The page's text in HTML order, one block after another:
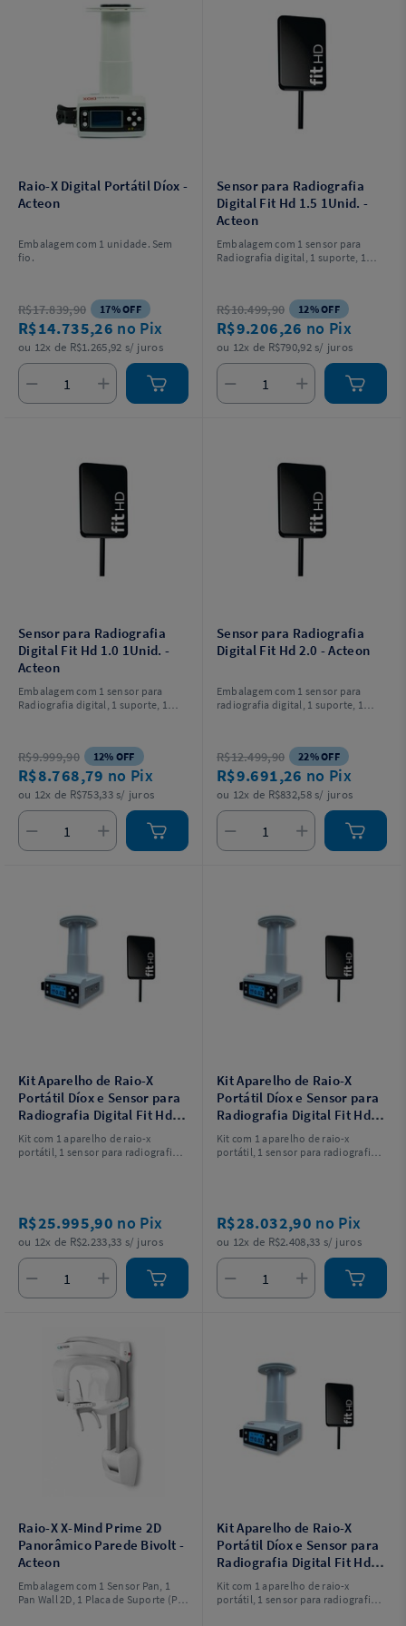
Raio-X Digital Portátil Díox -
Acteon
Embalagem com 1 unidade. Sem
fio.
R$17.839,90 17% OFF
R$14.735,26 no Pix
ou 12x de R$1.265,92 s/ juros
Sensor para Radiografia
Digital Fit Hd 1.5 1Unid. -
Acteon
Embalagem com 1 sensor para
Radiografia digital, 1 suporte, 1
R$10.499,90 12% OFF
R$9.206,26 no Pix
ou 12x de R$790,92 s/ juros
Sensor para Radiografia
Digital Fit Hd 1.0 1Unid. -
Acteon
Embalagem com 1 sensor para
Radiografia digital, 1 suporte, 1
R$9.999,90 12% OFF
R$8.768,79 no Pix
ou 12x de R$753,33 s/ juros
Sensor para Radiografia
Digital Fit Hd 2.0 - Acteon
Embalagem com 1 sensor para
radiografia digital, 1 suporte, 1
R$12.499,90 22% OFF
R$9.691,26 no Pix
ou 12x de R$832,58 s/ juros
Kit Aparelho de Raio-X
Portátil Díox e Sensor para
Radiografia Digital Fit Hd
1.5 - Acteon
Kit com 1 aparelho de raio-x
portátil, 1 sensor para radiografia
R$25.995,90 no Pix
ou 12x de R$2.233,33 s/ juros
Kit Aparelho de Raio-X
Portátil Díox e Sensor para
Radiografia Digital Fit Hd
2.0 - Acteon
Kit com 1 aparelho de raio-x
portátil, 1 sensor para radiografia
R$28.032,90 no Pix
ou 12x de R$2.408,33 s/ juros
Raio-X X-Mind Prime 2D
Panorâmico Parede Bivolt -
Acteon
Embalagem com 1 Sensor Pan, 1
Pan Wall 2D, 1 Placa de Suporte (P/N
Kit Aparelho de Raio-X
Portátil Díox e Sensor para
Radiografia Digital Fit Hd
1.0 - Acteon
Kit com 1 aparelho de raio-x
portátil, 1 sensor para radiografia